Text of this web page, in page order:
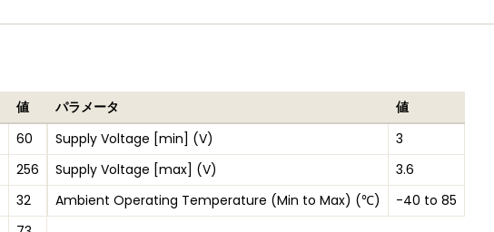
値
60
256
32
パラメータ
値
Supply Voltage [min] (V)
3
Supply Voltage [max] (V)
3.6
Ambient Operating Temperature (Min to Max) (℃)
-40 to 85